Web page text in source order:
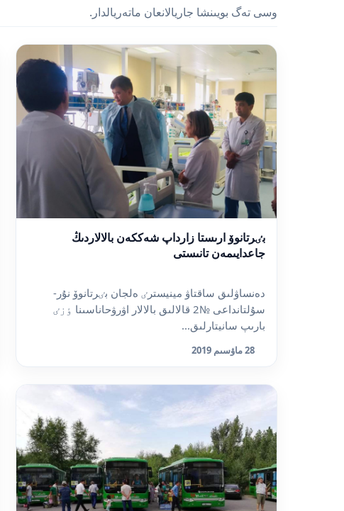
وسى تەگ بويىنشا جاريالانعان ماتەريالدار.
بٸرتانوۆ ارىستا زارداپ شەككەن بالالاردىڭ
جاعدايىمەن تانىستى
دەنساۋلىق ساقتاۋ مينيسترٸ ەلجان بٸرتانوۆ نۇر-
سۇلتانداعى №2 قالالىق بالالار اۋرۋحاناسىنا ٶزٸ
بارىپ سانيتارلىق...
28 ماۋسىم 2019